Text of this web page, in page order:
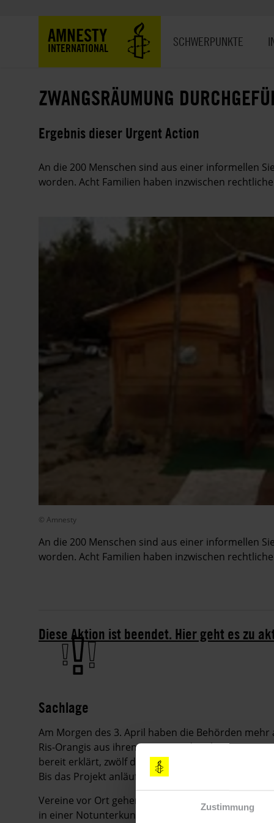
Zustimmung
AMNESTY
INTERNATIONAL SCHWERPUNKTE
ZWANGSRÄUMUNG
Ergebnis dieser Urgent Action
An die 200 Menschen sind aus einer informellen
worden. Acht Familien haben inzwischen
© Amnesty
An die 200 Menschen sind aus einer informellen
worden. Acht Familien haben inzwischen
Diese Aktion ist beendet. Hier geht es zu
Sachlage
Am Morgen des 3. April haben die Behörden
Ris-Orangis aus ihren Hütten und Wohnwagen
bereit erklärt, zwölf der vertriebenen Familien, 38
Bis das Projekt anläuft, werden sie vorübergehend
Vereine vor Ort gehen davon aus, dass einige
in einer Notunterkunft im Großraum Paris